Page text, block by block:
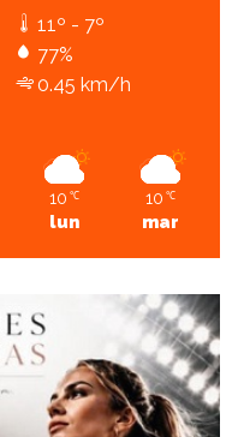
11º - 7º
77%
0.45 km/h
10 ℃
lun
10 ℃
mar